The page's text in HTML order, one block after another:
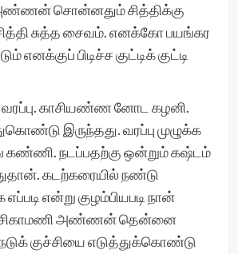
அண்ணன் சொன்னதும் சித்திக்கு
சித்தி சுத்த சைவம். எனக்கோ பயங்கர
பிடிச்ச குட்டிக் குட்டி
வரப்பு. காசியண்ண னோட கழனி.
இருந்தது. வரப்பு முழுக்க
கண்ணி. நடப்பதற்கு ஒன்றும் கஷ்டம்
கடற்கரையில் நண்டு
என்று குழம்பியபடி நான்
சிகாமணி அண்ணன் தென்னை
குச்சியை எடுத்துக்கொண்டு